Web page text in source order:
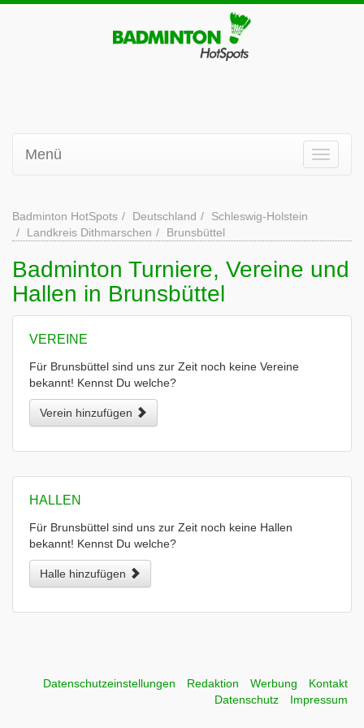
Menü
Badminton HotSpots Deutschland
Schleswig-Holstein
Landkreis Dithmarschen
Brunsbüttel
Badminton Turniere, Vereine und
Hallen in Brunsbüttel
VEREINE
Für Brunsbüttel sind uns zur Zeit noch keine Vereine
bekannt! Kennst Du welche?
Verein hinzufügen
HALLEN
Für Brunsbüttel sind uns zur Zeit noch keine Hallen
bekannt! Kennst Du welche?
Halle hinzufügen
Datenschutzeinstellungen Redaktion Werbung
Kontakt
Datenschutz
Impressum